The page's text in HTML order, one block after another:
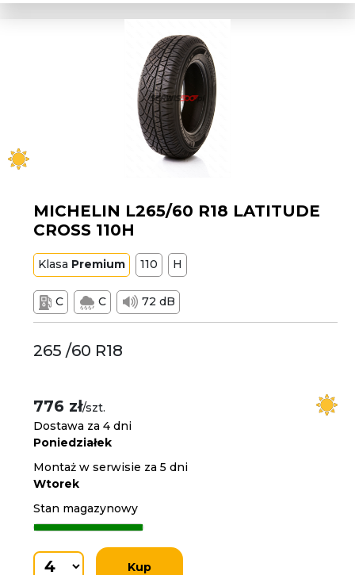
MICHELIN L265/60 R18 LATITUDE
CROSS 110H
Klasa Premium 110 H
C C 72 dB
265 /60 R18
776 zł/szt.
Dostawa za 4 dni
Poniedziałek
Montaż w serwisie za 5 dni
Wtorek
Stan magazynowy
Kup